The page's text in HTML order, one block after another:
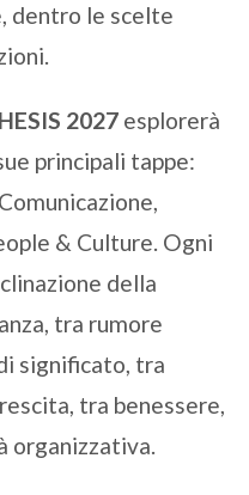
dentro le scelte
2027 esplorerà
principali tappe:
& Culture. Ogni
della
tra rumore
significato, tra
tra benessere,
organizzativa.